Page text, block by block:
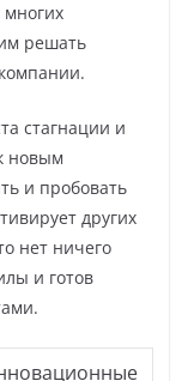
многих
решать
стагнации и
новым
и пробовать
других
нет ничего
и готов